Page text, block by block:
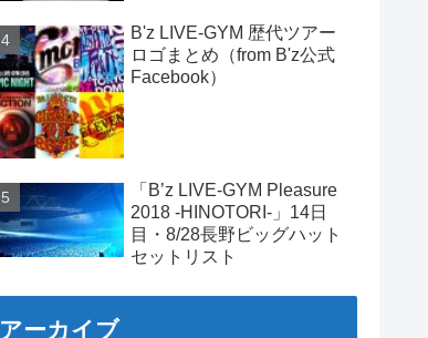
B'z LIVE-GYM 歴代ツアー
ロゴまとめ（from B'z公式
Facebook）
「B’z LIVE-GYM Pleasure
2018 -HINOTORI-」14日
目・8/28長野ビッグハット
セットリスト
アーカイブ